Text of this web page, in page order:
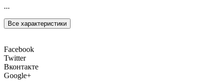
...
Все характеристики
Facebook
Twitter
Вконтакте
Google+